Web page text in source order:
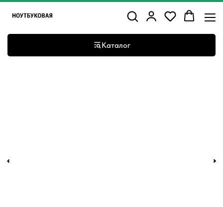
Каталог